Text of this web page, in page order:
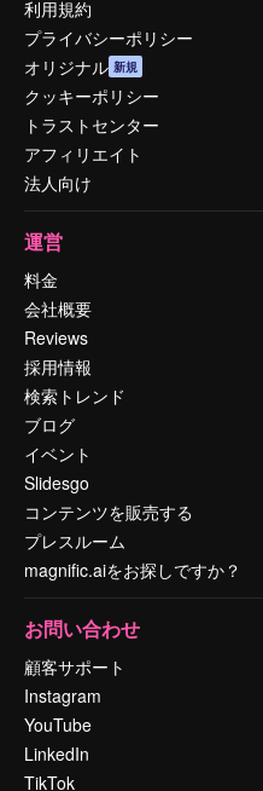
利用規約
プライバシーポリシー
オリジナル 新規
クッキーポリシー
トラストセンター
アフィリエイト
法人向け
運営
料金
会社概要
Reviews
採用情報
検索トレンド
ブログ
イベント
Slidesgo
コンテンツを販売する
プレスルーム
magnific.aiをお探しですか？
お問い合わせ
顧客サポート
Instagram
YouTube
LinkedIn
TikTok